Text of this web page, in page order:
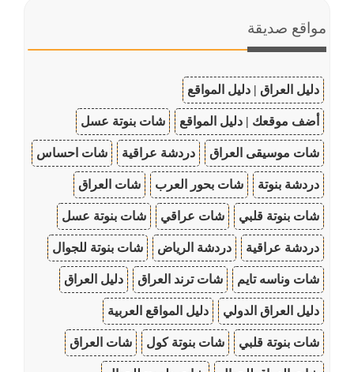
مواقع صديقة
دليل العراق | دليل المواقع
أضف موقعك | دليل المواقع شات بنوتة عسل
شات موسيقى العراق دردشة عراقية شات احساس
دردشة بنوتة شات بحور العرب شات العراق
شات بنوتة قلبي شات عراقي شات بنوتة عسل
دردشة عراقية دردشة الرياض شات بنوتة للجوال
شات وناسه تايم شات ترند العراق دليل العراق
دليل العراق الدولي دليل المواقع العربية
شات بنوتة قلبي شات بنوتة كول شات العراق